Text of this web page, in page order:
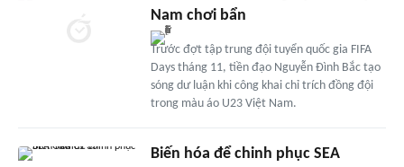
Nam chơi bẩn
Trước đợt tập trung đội tuyển quốc gia FIFA
Days tháng 11, tiền đạo Nguyễn Đình Bắc tạo
sóng dư luận khi công khai chỉ trích đồng đội
trong màu áo U23 Việt Nam.
Biến hóa để chinh phục SEA